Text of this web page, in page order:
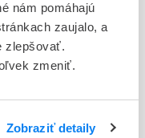
nám pomáhajú
zaujalo, a
zlepšovať.
zmeniť.
Zobraziť detaily